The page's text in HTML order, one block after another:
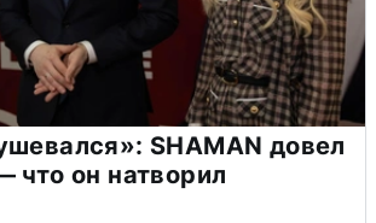
SHAMAN довел
что он натворил